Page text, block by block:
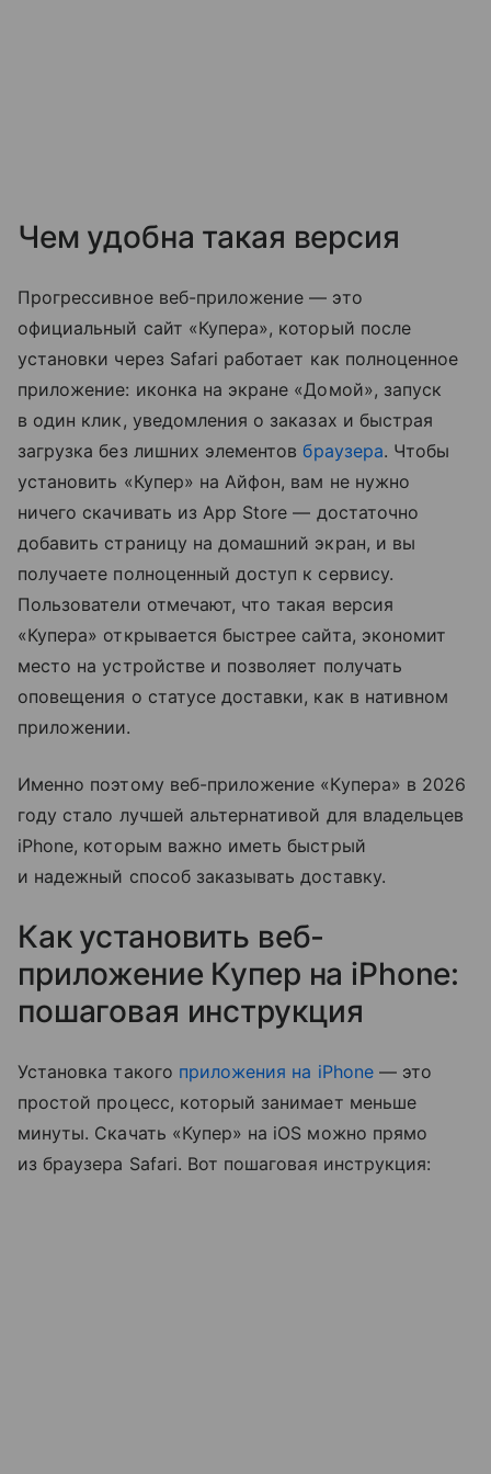
Чем удобна такая версия
Прогрессивное веб-приложение — это
официальный сайт «Купера», который после
установки через Safari работает как полноценное
приложение: иконка на экране «Домой», запуск
в один клик, уведомления о заказах и быстрая
загрузка без лишних элементовбраузера. Чтобы
установить «Купер» на Айфон, вам не нужно
ничего скачивать из App Store — достаточно
добавить страницу на домашний экран, и вы
получаете полноценный доступ к сервису.
Пользователи отмечают, что такая версия
«Купера» открывается быстрее сайта, экономит
место на устройстве и позволяет получать
оповещения о статусе доставки, как в нативном
приложении.
Именно поэтому веб-приложение «Купера» в 2026
году стало лучшей альтернативой для владельцев
iPhone, которым важно иметь быстрый
и надежный способ заказывать доставку.
Как установить веб-
приложение Купер на iPhone:
пошаговая инструкция
Установка такого приложения на iPhone— это
простой процесс, который занимает меньше
минуты. Скачать «Купер» на iOS можно прямо
из браузера Safari. Вот пошаговая инструкция: